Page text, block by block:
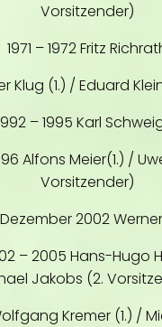
Vorsitzender)
1971 – 1972 Fritz
Klug (1.) / Eduard
– 1995 Karl
Alfons Meier(1.) /
Vorsitzender)
2002
– 2005 Hans-Hugo
Jakobs (2.
Kremer (1.) /